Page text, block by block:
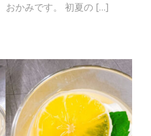
おかみです。 初夏の […]